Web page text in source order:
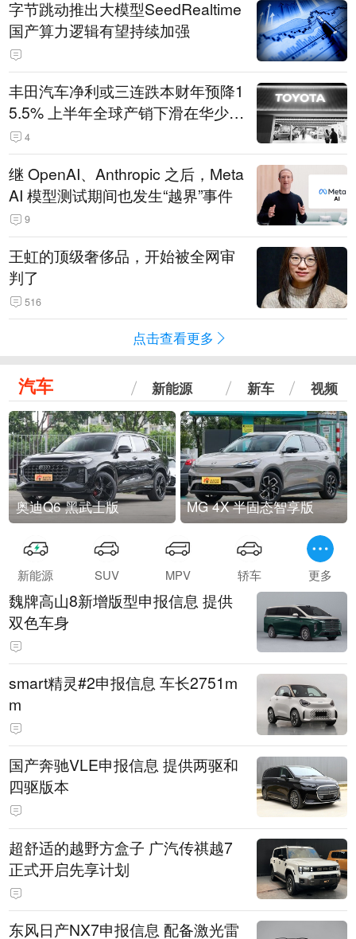
字节跳动推出大模型SeedRealtime
国产算力逻辑有望持续加强
丰田汽车净利或三连跌本财年预降1
5.5% 上半年全球产销下滑在华少卖
14.3万辆
4
继 OpenAI、Anthropic 之后，Meta
AI 模型测试期间也发生“越界”事件
9
王虹的顶级奢侈品，开始被全网审
判了
516
点击查看更多
汽车 新能源 新车 视频
奥迪Q6 黑武士版 MG 4X 半固态智享版
新能源 SUV MPV 轿车 更多
魏牌高山8新增版型申报信息 提供
双色车身
smart精灵#2申报信息 车长2751m
m
国产奔驰VLE申报信息 提供两驱和
四驱版本
超舒适的越野方盒子 广汽传祺越7
正式开启先享计划
东风日产NX7申报信息 配备激光雷